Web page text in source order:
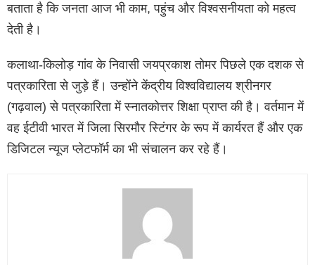
बताता है कि जनता आज भी काम, पहुंच और विश्वसनीयता को महत्व
देती है।
कलाथा-किलोड़ गांव के निवासी जयप्रकाश तोमर पिछले एक दशक से
पत्रकारिता से जुड़े हैं। उन्होंने केंद्रीय विश्वविद्यालय श्रीनगर
(गढ़वाल) से पत्रकारिता में स्नातकोत्तर शिक्षा प्राप्त की है। वर्तमान में
वह ईटीवी भारत में जिला सिरमौर स्टिंगर के रूप में कार्यरत हैं और एक
डिजिटल न्यूज प्लेटफॉर्म का भी संचालन कर रहे हैं।